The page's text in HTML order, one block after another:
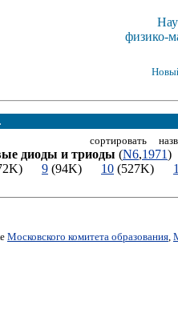
физико-
сортировать
диоды и триоды (N6,1971)
9 (94K) 10 (527K)
Московского комитета образования,